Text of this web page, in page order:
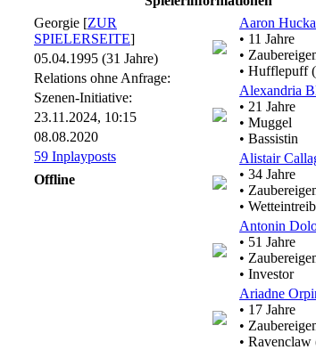
Georgie [ZUR
SPIELERSEITE]
05.04.1995 (31 Jahre)
Relations ohne Anfrage:
Szenen-Initiative:
23.11.2024, 10:15
08.08.2020
59 Inplayposts
Offline
Aaron
• 11 Jahre
•
• Hufflepuff
Alexandria
• 21 Jahre
• Muggel
• Bassistin
Alistair
• 34 Jahre
•
•
Antonin
• 51 Jahre
•
• Investor
Ariadne
• 17 Jahre
•
• Ravenclaw